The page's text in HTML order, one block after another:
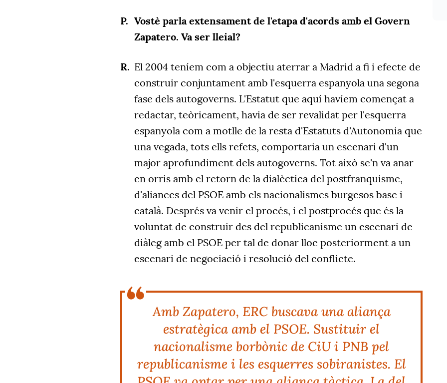
Vostè parla extensament de l'etapa d'acords amb el Govern
Zapatero. Va ser lleial?
El 2004 teníem com a objectiu aterrar a Madrid a fi i efecte de
construir conjuntament amb l'esquerra espanyola una segona
fase dels autogoverns. L'Estatut que aquí havíem començat a
redactar, teòricament, havia de ser revalidat per l'esquerra
espanyola com a motlle de la resta d'Estatuts d'Autonomia que
una vegada, tots ells refets, comportaria un escenari d'un
major aprofundiment dels autogoverns. Tot això se'n va anar
en orris amb el retorn de la dialèctica del postfranquisme,
d'aliances del PSOE amb els nacionalismes burgesos basc i
català. Després va venir el procés, i el postprocés que és la
voluntat de construir des del republicanisme un escenari de
diàleg amb el PSOE per tal de donar lloc posteriorment a un
escenari de negociació i resolució del conflicte.
Amb Zapatero, ERC buscava una aliança
estratègica amb el PSOE. Sustituir el
nacionalisme borbònic de CiU i PNB pel
republicanisme i les esquerres sobiranistes. El